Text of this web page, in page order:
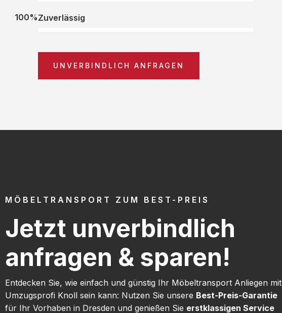
Zuverlässig
100%
UNVERBINDLICH ANFRAGEN
MÖBELTRANSPORT ZUM BEST-PREIS
Jetzt unverbindlich
anfragen & sparen!
Entdecken Sie, wie einfach und günstig Ihr Möbeltransport Anliegen mit
Umzugsprofi Knoll sein kann: Nutzen Sie unsere Best-Preis-Garantie
für Ihr Vorhaben in Dresden und genießen Sie erstklassigen Service